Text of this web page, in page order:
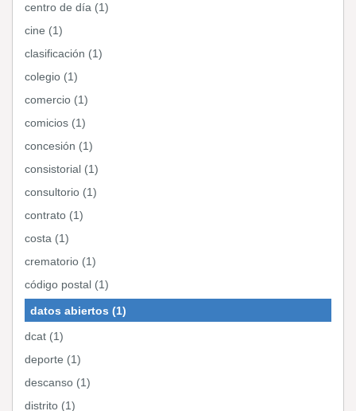
centro de día (1)
cine (1)
clasificación (1)
colegio (1)
comercio (1)
comicios (1)
concesión (1)
consistorial (1)
consultorio (1)
contrato (1)
costa (1)
crematorio (1)
código postal (1)
datos abiertos (1)
dcat (1)
deporte (1)
descanso (1)
distrito (1)